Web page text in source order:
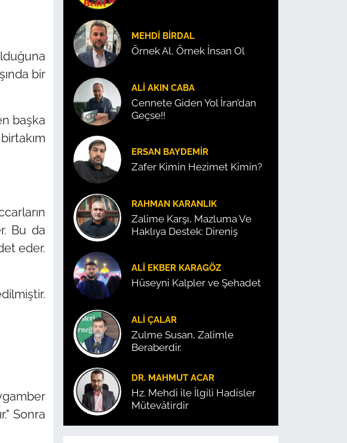
bir
başka
Bu da
eder.
Sonra
MEHDI BIRDAL
Örnek Al, Örnek İnsan Ol
ALI AKIN CABA
Cennete Giden Yol İran’dan
Geçse!!
ERSAN BAYDEMIR
Zafer Kimin Hezimet Kimin?
RAHMAN KARANLIK
Zalime Karşı, Mazluma Ve
Haklıya Destek: Direniş
ALI EKBER KARAGÖZ
Hüseyni Kalpler ve Şehadet
ALI ÇALAR
Zulme Susan, Zalimle
Beraberdir.
DR. MAHMUT ACAR
Hz. Mehdi ile İlgili Hadisler
Mütevâtirdir